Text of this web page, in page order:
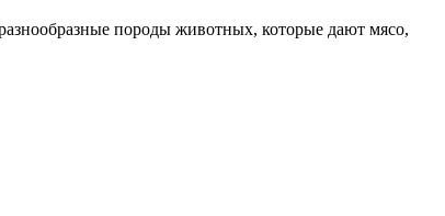
породы животных, которые дают мясо,